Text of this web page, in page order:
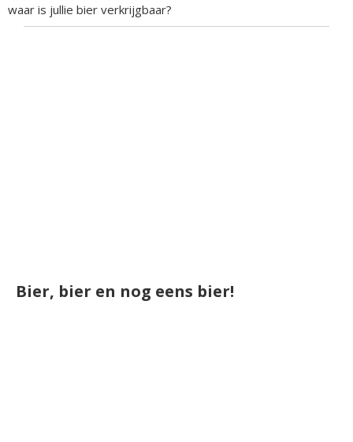
waar is jullie bier verkrijgbaar?
Bier, bier en nog eens bier!